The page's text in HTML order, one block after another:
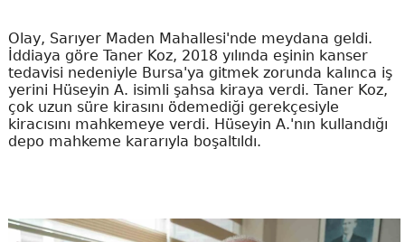
Olay, Sarıyer Maden Mahallesi'nde meydana geldi.
İddiaya göre Taner Koz, 2018 yılında eşinin kanser
tedavisi nedeniyle Bursa'ya gitmek zorunda kalınca iş
yerini Hüseyin A. isimli şahsa kiraya verdi. Taner Koz,
çok uzun süre kirasını ödemediği gerekçesiyle
kiracısını mahkemeye verdi. Hüseyin A.'nın kullandığı
depo mahkeme kararıyla boşaltıldı.